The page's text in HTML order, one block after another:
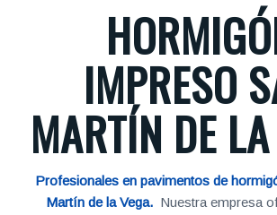
IMPRESO
MARTÍN DE
Profesionales en pavimentos de
Martín de la Vega. Nuestra empresa